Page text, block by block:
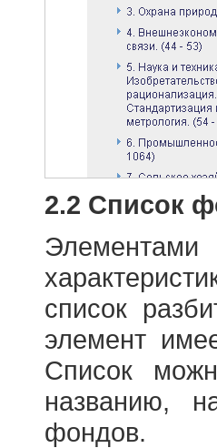
2.2 Список
список
элемент
Список
названию,
фондов.